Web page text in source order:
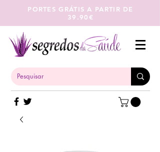
PORTES GRÁTIS A PARTIR DE
39.90€